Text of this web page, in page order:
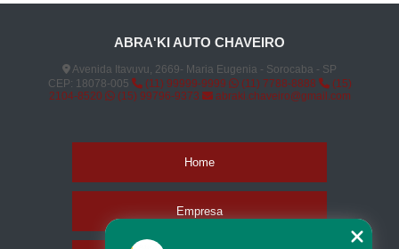
ABRA'KI AUTO CHAVEIRO
Avenida Itavuvu, 2669- Maria Eugenia - Sorocaba - SP
CEP: 18078-005
(11) 99999-9999 (11) 7788-8888
(15)
2104-8520
(15) 99796-9373 abraki.chaveiro@gmail.com
Home
Empresa